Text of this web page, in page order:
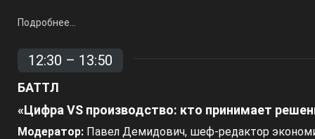
Подробнее...
12:30 – 13:50
БАТТЛ
«Цифра VS производство: кто принимает
Модератор: Павел Демидович, шеф-редактор